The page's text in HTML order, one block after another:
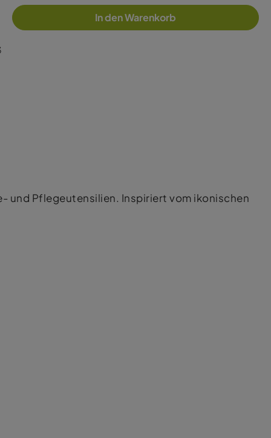
In den Warenkorb
und Pflegeutensilien. Inspiriert vom ikonischen